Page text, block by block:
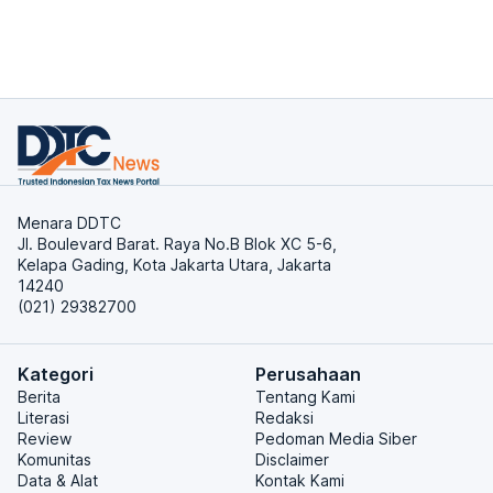
Menara DDTC
Jl. Boulevard Barat. Raya No.B Blok XC 5-6,
Kelapa Gading, Kota Jakarta Utara, Jakarta
14240
(021) 29382700
Kategori
Berita
Literasi
Review
Komunitas
Data & Alat
Perusahaan
Tentang Kami
Redaksi
Pedoman Media Siber
Disclaimer
Kontak Kami